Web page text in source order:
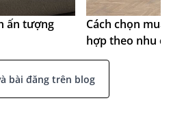
ấn tượng
Cách chọn
hợp theo nhu
bài đăng trên blog